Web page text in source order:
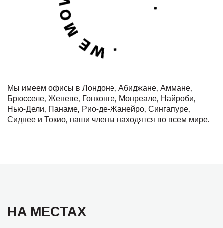
Мы имеем офисы в Лондоне, Абиджане, Аммане,
Брюсселе, Женеве, Гонконге, Монреале, Найроби,
Нью-Дели, Панаме, Рио-де-Жанейро, Сингапуре,
Сиднее и Токио, наши члены находятся во всем мире.
НА МЕСТАХ